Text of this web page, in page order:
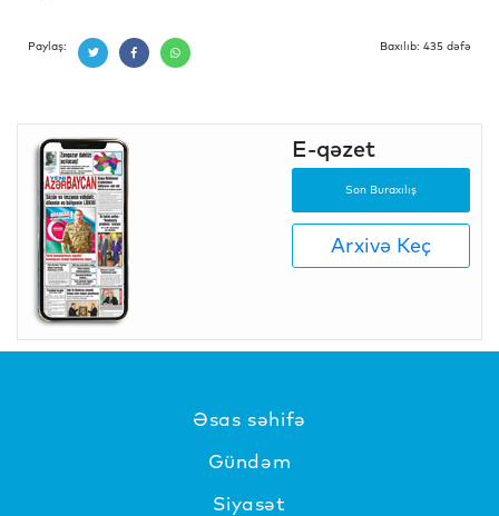
Paylaş: Baxılıb: 435 dəfə
E-qəzet
Son Buraxılış
Arxivə Keç
Əsas səhifə
Gündəm
Siyasət